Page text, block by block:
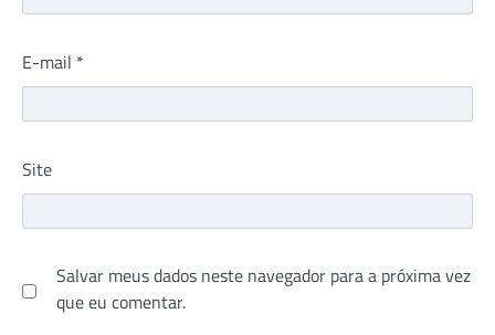
E-mail *
Site
Salvar meus dados neste navegador para a próxima vez
que eu comentar.